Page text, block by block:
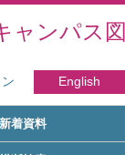
ャンパス
English
新着資料